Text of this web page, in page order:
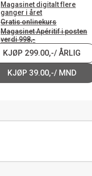
Magasinet digitalt flere
ganger i året
Gratis onlinekurs
Magasinet Apéritif i posten
verdi 998,-
KJØP 299.00,-/ ÅRLIG
KJØP 39.00,-/ MND